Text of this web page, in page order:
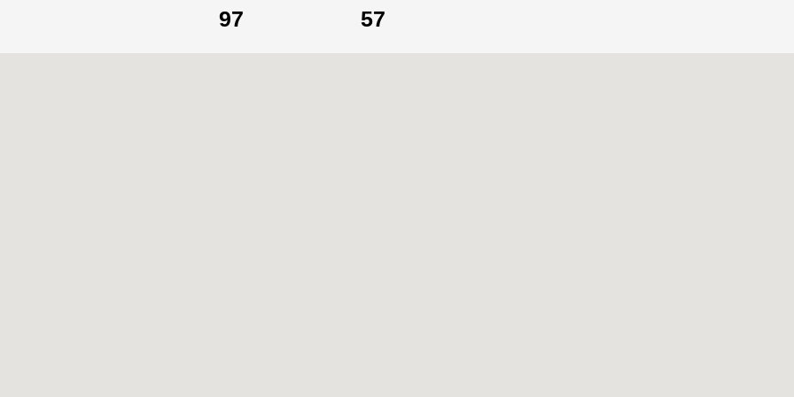
57
97